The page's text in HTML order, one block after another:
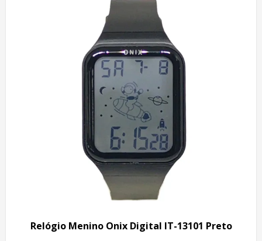
Relógio Menino Onix Digital IT-13101 Preto